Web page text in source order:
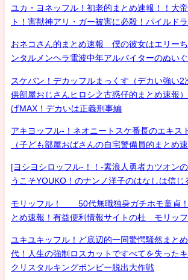
ユカ・ヨネッフル！初老的まとめ速報！！大
ト！害獣神アリ・ガー被害に必殺！パイルド
おネコさん的まとめ速報 僕の彼女はエリー
ンタルメンヘラ電波中年アルバイターのぬい
スケバン！デカッフルまっくす（デカい強い2
供部屋おじさんヒロシ之古惑仔的まとめ速報
げMAX！デカいは正義刑事編
アキヨッフル-！ネオニートスケ番長のエキス
（子ども部屋おばさんの自宅警備員的まとめ速
[ヨシヨシロッフル-！！-素浪人勇者カツオン
うこそYOUKO！のナンノ洋子のはなしは信じ
モリッフル！ 50代無職独身ガチホモ童貞！
とめ速報！有益便利情報サイトの杜 モリッ
ユキユキッフル！ど底辺的一同驚愕騒然まと
代！人生の強制ロスカットですべてを失った
クリスタルキングボンビー脱出大作戦